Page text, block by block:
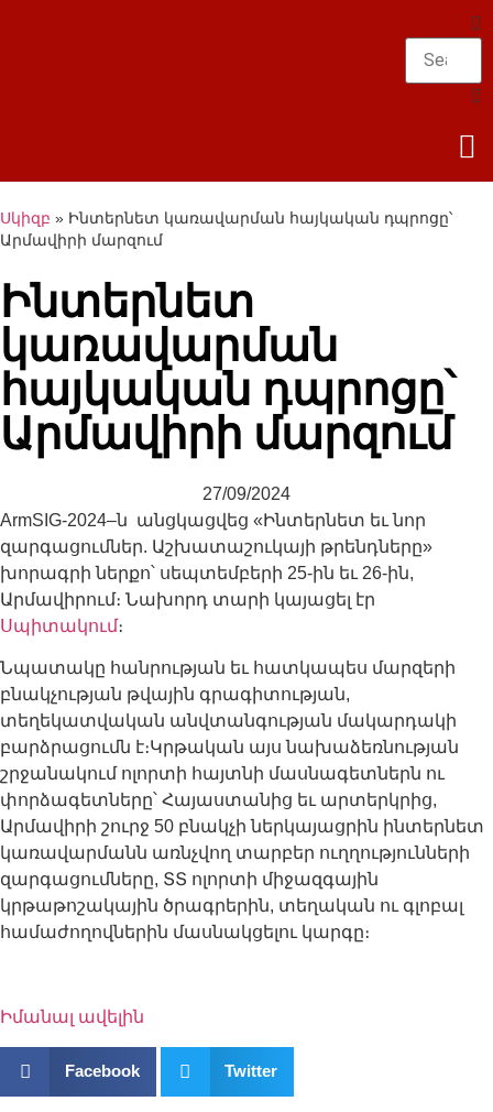
Սկիզբ » Ինտերնետ կառավարման հայկական դպրոցը՝
Արմավիրի մարզում
Ինտերնետ
կառավարման
հայկական դպրոցը՝
Արմավիրի մարզում
27/09/2024
ArmSIG-2024–ն անցկացվեց «Ինտերնետ եւ նոր
զարգացումներ. Աշխատաշուկայի թրենդները»
խորագրի ներքո՝ սեպտեմբերի 25-ին եւ 26-ին,
Արմավիրում։ Նախորդ տարի կայացել էր
Սպիտակում։
Նպատակը հանրության եւ հատկապես մարզերի
բնակչության թվային գրագիտության,
տեղեկատվական անվտանգության մակարդակի
բարձրացումն է։Կրթական այս նախաձեռնության
շրջանակում ոլորտի հայտնի մասնագետներն ու
փորձագետները՝ Հայաստանից եւ արտերկրից,
Արմավիրի շուրջ 50 բնակչի ներկայացրին ինտերնետ
կառավարմանն առնչվող տարբեր ուղղությունների
զարգացումները, ՏՏ ոլորտի միջազգային
կրթաթոշակային ծրագրերին, տեղական ու գլոբալ
համաժողովներին մասնակցելու կարգը։
Իմանալ ավելին
Facebook Twitter